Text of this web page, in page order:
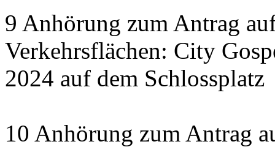
9 Anhörung zum Antrag
Verkehrsflächen: City
2024 auf dem Schlossplatz
10 Anhörung zum Antrag